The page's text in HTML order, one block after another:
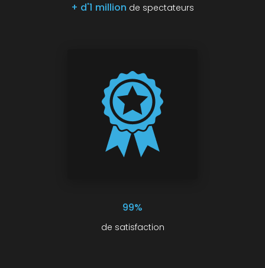
+ d'1 million de spectateurs
99%
de satisfaction